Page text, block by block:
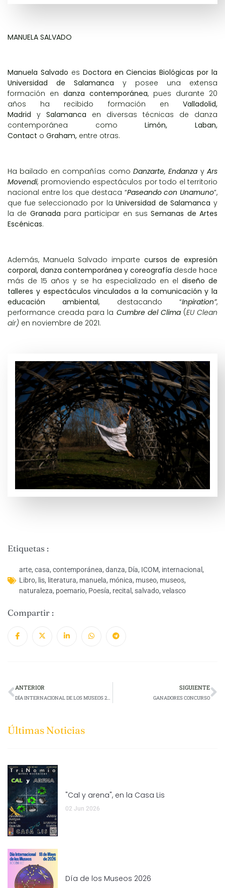
Últimas Noticias
"Cal y arena", en la Casa Lis
02 Jun 2026
Día de los Museos 2026
MANUELA SALVADO
Manuela Salvado es Doctora en Ciencias Biológicas por la
Universidad de Salamanca y posee una extensa
formación en danza contemporánea, pues durante 20
años ha recibido formación en Valladolid,
Madrid y Salamanca en diversas técnicas de danza
contemporánea comoLimón, Laban,
Contact o Graham, entre otras.
Ha bailado en compañías como Danzarte, Endanza y Ars
Movendi, promoviendo espectáculos por todo el territorio
nacional entre los que destaca “Paseando con Unamuno”,
que fue seleccionado por laUniversidad de Salamanca y
la de Granada para participar en susSemanas de Artes
Escénicas.
Además, Manuela Salvado imparte cursos de expresión
corporal, danza contemporánea y coreografía desde hace
más de 15 años y se ha especializado en el diseño de
talleres y espectáculos vinculados a la comunicación y la
educación ambiental, destacando “Inpiration”,
performance creada para la Cumbre del Clima(EU Clean
air) en noviembre de 2021.
Etiquetas :
arte, casa, contemporánea, danza, Día, ICOM, internacional ,
Libro, lis, literatura, manuela, mónica, museo, museos,
naturaleza, poemario, Poesía, recital , salvado, velasco
Compartir :
ANTERIOR
DÍA INTERNACIONAL DE LOS MUSEOS 2022
SIGUIENTE
GANADORES CONCURSO